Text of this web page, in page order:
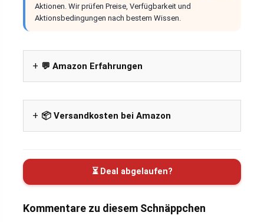
Aktionen. Wir prüfen Preise, Verfügbarkeit und
Aktionsbedingungen nach bestem Wissen.
💬 Amazon Erfahrungen
📦 Versandkosten bei Amazon
⏳ Deal abgelaufen?
Kommentare zu diesem Schnäppchen